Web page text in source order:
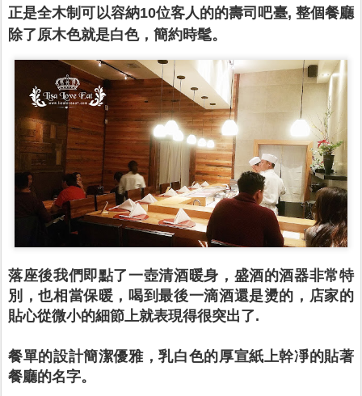
正是全木制可以容納10位客人的的壽司吧臺, 整個餐廳
除了原木色就是白色，簡約時髦。
落座後我們即點了一壺清酒暖身，盛酒的酒器非常特
別，也相當保暖，喝到最後一滴酒還是燙的，店家的
貼心從微小的細節上就表現得很突出了.
餐單的設計簡潔優雅，乳白色的厚宣紙上幹凈的貼著
餐廳的名字。